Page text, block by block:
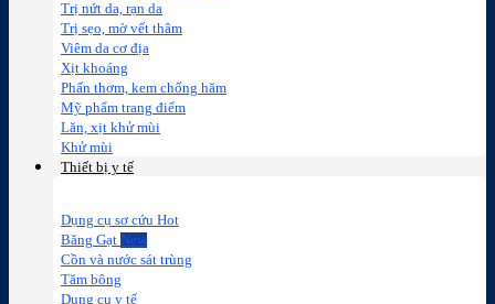
Trị nứt da, rạn da
Trị sẹo, mờ vết thâm
Viêm da cơ địa
Xịt khoáng
Phấn thơm, kem chống hăm
Mỹ phẩm trang điểm
Lăn, xịt khử mùi
Khử mùi
Thiết bị y tế
Dụng cụ sơ cứu
Băng Gạt
Cồn và nước sát trùng
Tăm bông
Dụng cụ y tế